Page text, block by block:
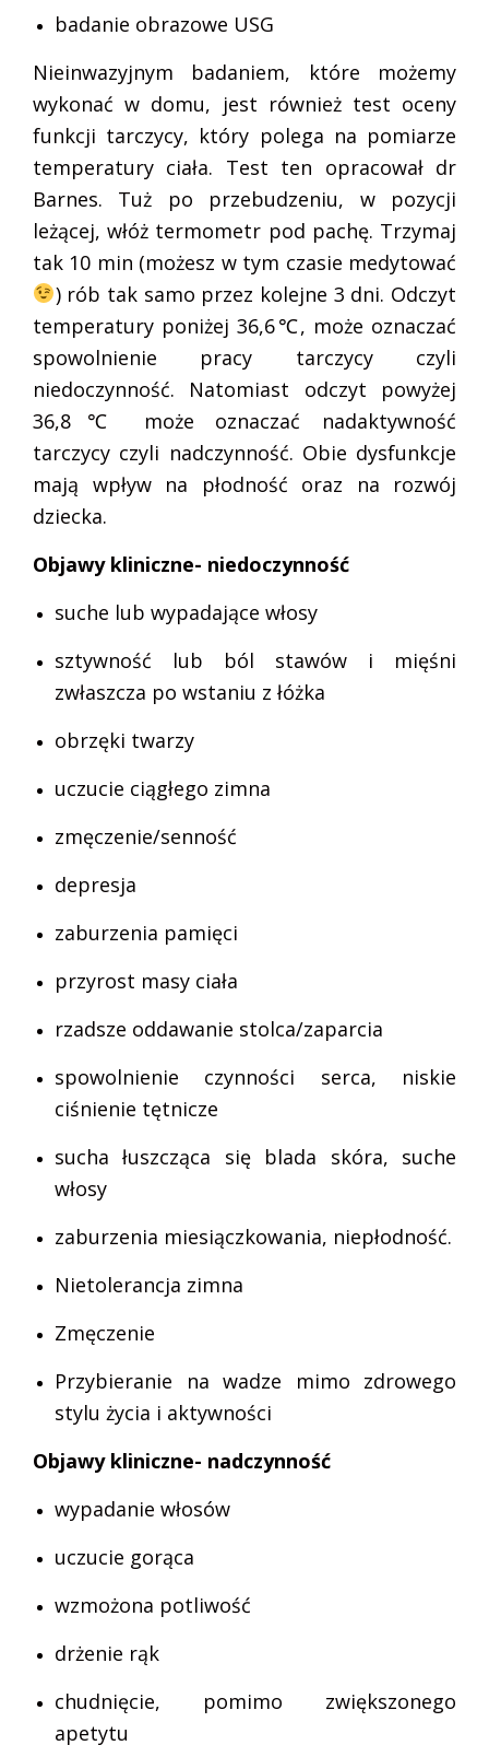
badanie obrazowe USG
Nieinwazyjnym badaniem, które możemy
wykonać w domu, jest również test oceny
funkcji tarczycy, który polega na pomiarze
temperatury ciała. Test ten opracował dr
Barnes. Tuż po przebudzeniu, w pozycji
leżącej, włóż termometr pod pachę. Trzymaj
tak 10 min (możesz w tym czasie medytować
) rób tak samo przez kolejne 3 dni. Odczyt
temperatury poniżej 36,6℃, może oznaczać
spowolnienie pracy tarczycy czyli
niedoczynność. Natomiast odczyt powyżej
36,8℃ może oznaczać nadaktywność
tarczycy czyli nadczynność. Obie dysfunkcje
mają wpływ na płodność oraz na rozwój
dziecka.
Objawy kliniczne- niedoczynność
suche lub wypadające włosy
sztywność lub ból stawów i mięśni
zwłaszcza po wstaniu z łóżka
obrzęki twarzy
uczucie ciągłego zimna
zmęczenie/senność
depresja
zaburzenia pamięci
przyrost masy ciała
rzadsze oddawanie stolca/zaparcia
spowolnienie czynności serca, niskie
ciśnienie tętnicze
sucha łuszcząca się blada skóra, suche
włosy
zaburzenia miesiączkowania, niepłodność.
Nietolerancja zimna
Zmęczenie
Przybieranie na wadze mimo zdrowego
stylu życia i aktywności
Objawy kliniczne- nadczynność
wypadanie włosów
uczucie gorąca
wzmożona potliwość
drżenie rąk
chudnięcie, pomimo zwiększonego
apetytu